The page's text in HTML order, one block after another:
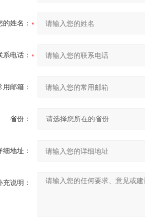
的姓名：
系电话：
用邮箱：
省份：
细地址：
充说明：